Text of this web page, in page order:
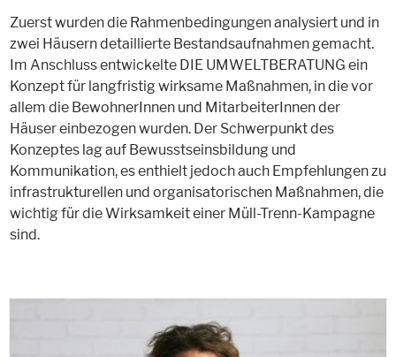
Zuerst wurden die Rahmenbedingungen analysiert und in
zwei Häusern detaillierte Bestandsaufnahmen gemacht.
Im Anschluss entwickelte DIE UMWELTBERATUNG ein
Konzept für langfristig wirksame Maßnahmen, in die vor
allem die BewohnerInnen und MitarbeiterInnen der
Häuser einbezogen wurden. Der Schwerpunkt des
Konzeptes lag auf Bewusstseinsbildung und
Kommunikation, es enthielt jedoch auch Empfehlungen zu
infrastrukturellen und organisatorischen Maßnahmen, die
wichtig für die Wirksamkeit einer Müll-Trenn-Kampagne
sind.